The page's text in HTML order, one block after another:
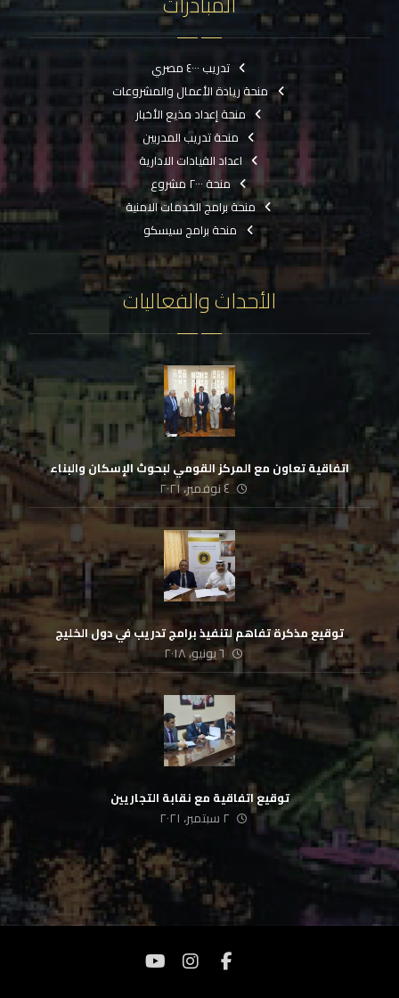
تدريب ٤٠٠٠ مصري
منحة ريادة الأعمال والمشروعات
منحة إعداد مذيع الأخبار
منحة تدريب المدربين
اعداد القيادات الادارية
منحة ٢٠٠٠ مشروع
منحة برامج الخدمات الامنية
منحة برامج سيسكو
الأحداث والفعاليات
اتفاقية تعاون مع المركز القومي لبحوث الإسكان والبناء
٤ نوفمبر، ٢٠٢١
‏توقيع مذكرة تفاهم لتنفيذ برامج تدريب في دول الخليج
٦ يونيو، ٢٠١٨
توقيع اتفاقية مع نقابة التجاريين
٢ سبتمبر، ٢٠٢١